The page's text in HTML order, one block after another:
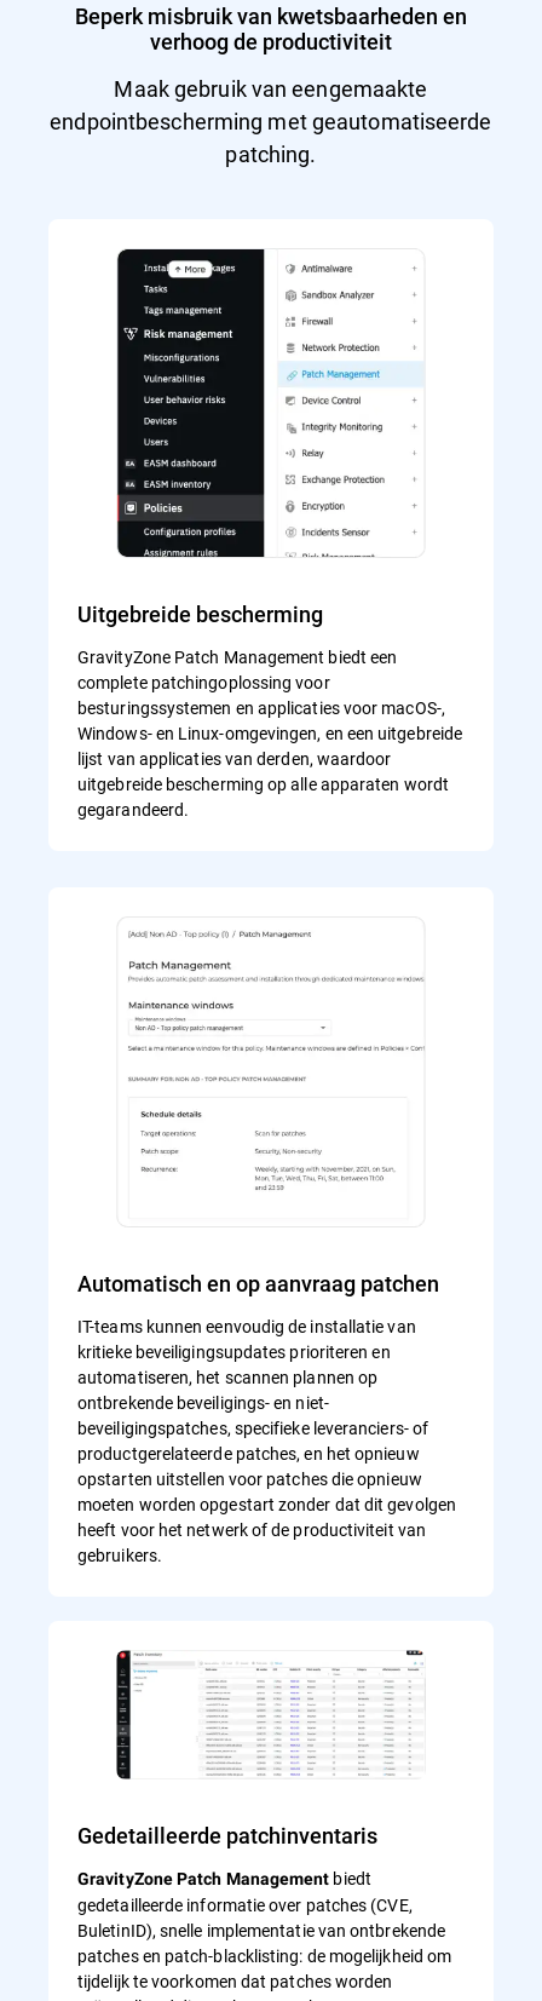
Beperk misbruik van kwetsbaarheden en
verhoog de productiviteit
Maak gebruik van eengemaakte
endpointbescherming met geautomatiseerde
patching.
Uitgebreide bescherming
GravityZone Patch Management biedt een
complete patchingoplossing voor
besturingssystemen en applicaties voor macOS-,
Windows- en Linux-omgevingen, en een uitgebreide
lijst van applicaties van derden, waardoor
uitgebreide bescherming op alle apparaten wordt
gegarandeerd.
Automatisch en op aanvraag patchen
IT-teams kunnen eenvoudig de installatie van
kritieke beveiligingsupdates prioriteren en
automatiseren, het scannen plannen op
ontbrekende beveiligings- en niet-
beveiligingspatches, specifieke leveranciers- of
productgerelateerde patches, en het opnieuw
opstarten uitstellen voor patches die opnieuw
moeten worden opgestart zonder dat dit gevolgen
heeft voor het netwerk of de productiviteit van
gebruikers.
Gedetailleerde patchinventaris
GravityZone Patch Management biedt
gedetailleerde informatie over patches (CVE,
BuletinID), snelle implementatie van ontbrekende
patches en patch-blacklisting: de mogelijkheid om
tijdelijk te voorkomen dat patches worden